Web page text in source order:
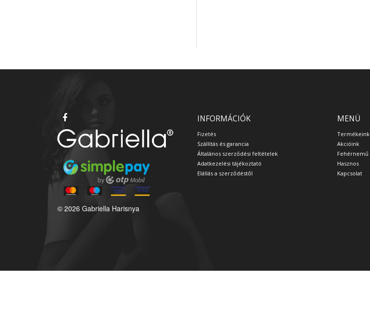
INFORMÁCIÓK
Fizetés
Szállítás és garancia
Általános szerződési feltételek
Adatkezelési tájékoztató
Elállás a szerződéstől
MENÜ
Termékeink
Akcióink
Fehérnemű
Hasznos
Kapcsolat
© 2026 Gabriella Harisnya